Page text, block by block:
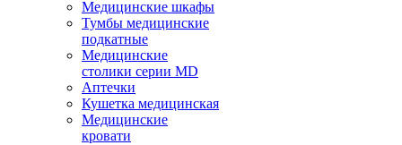
Медицинские шкафы
Тумбы медицинские
подкатные
Медицинские
столики серии MD
Аптечки
Кушетка медицинская
Медицинские
кровати